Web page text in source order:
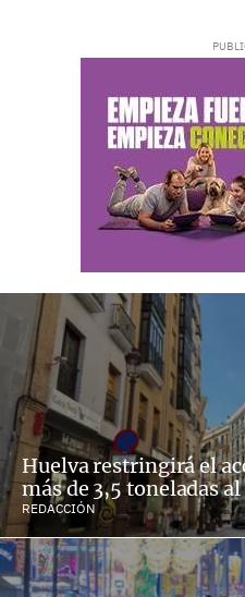
Huelva restringirá el
más de 3,5 toneladas
REDACCIÓN